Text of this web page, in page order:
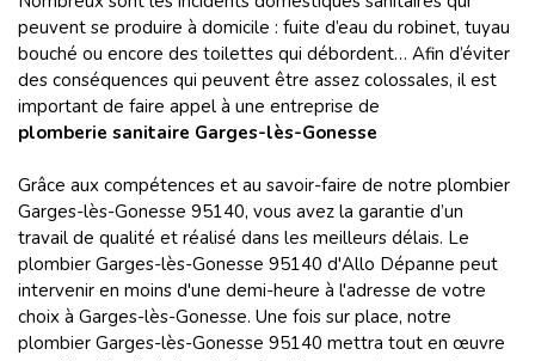
peuvent se produire à domicile : fuite d’eau du robinet, tuyau
bouché ou encore des toilettes qui débordent… Afin d’éviter
des conséquences qui peuvent être assez colossales, il est
important de faire appel à une entreprise de
plomberie sanitaire Garges-lès-Gonesse
Grâce aux compétences et au savoir-faire de notre plombier
Garges-lès-Gonesse 95140, vous avez la garantie d’un
travail de qualité et réalisé dans les meilleurs délais. Le
plombier Garges-lès-Gonesse 95140 d'Allo Dépanne peut
intervenir en moins d'une demi-heure à l'adresse de votre
choix à Garges-lès-Gonesse. Une fois sur place, notre
plombier Garges-lès-Gonesse 95140 mettra tout en œuvre